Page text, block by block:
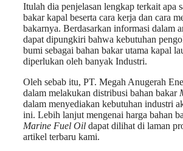
Itulah dia penjelasan lengkap terkait apa
bakar kapal beserta cara kerja dan cara
bakarnya. Berdasarkan informasi dalam
dapat dipungkiri bahwa kebutuhan
bumi sebagai bahan bakar utama kapal
diperlukan oleh banyak Industri.
Oleh sebab itu, PT. Megah Anugerah
dalam melakukan distribusi bahan bakar
dalam menyediakan kebutuhan industri
ini. Lebih lanjut mengenai harga bahan
Marine Fuel Oil dapat dilihat di laman
artikel terbaru kami.